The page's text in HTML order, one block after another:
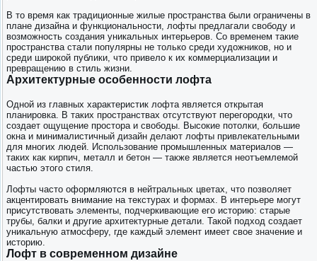
В то время как традиционные жилые пространства были ограничены в
плане дизайна и функциональности, лофты предлагали свободу и
возможность создания уникальных интерьеров. Со временем такие
пространства стали популярны не только среди художников, но и
среди широкой публики, что привело к их коммерциализации и
превращению в стиль жизни.
Архитектурные особенности лофта
Одной из главных характеристик лофта является открытая
планировка. В таких пространствах отсутствуют перегородки, что
создает ощущение простора и свободы. Высокие потолки, большие
окна и минималистичный дизайн делают лофты привлекательными
для многих людей. Использование промышленных материалов —
таких как кирпич, металл и бетон — также является неотъемлемой
частью этого стиля.
Лофты часто оформляются в нейтральных цветах, что позволяет
акцентировать внимание на текстурах и формах. В интерьере могут
присутствовать элементы, подчеркивающие его историю: старые
трубы, балки и другие архитектурные детали. Такой подход создает
уникальную атмосферу, где каждый элемент имеет свое значение и
историю.
Лофт в современном дизайне